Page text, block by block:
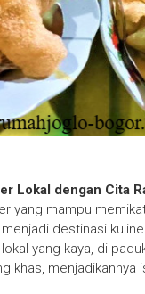
Lokal dengan Cita
yang mampu
menjadi destinasi
yang kaya, di
khas, menjadikannya